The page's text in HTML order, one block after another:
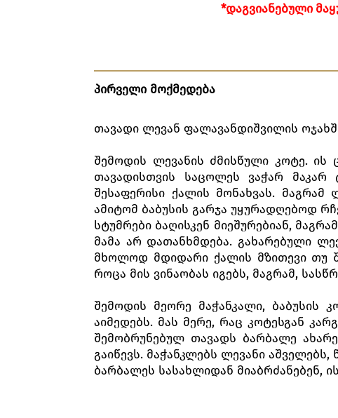
*ᲓᲐᲒᲕᲘᲐᲜᲔᲑᲣᲚᲘ
პირველი მოქმედება
თავადი ლევან ფალავანდიშვილის
შემოდის ლევანის ძმისწული კოტე. ის
თავადისთვის საცოლეს ვაჭარ მაკარ
შესაფერისი ქალის მონახვას.
ამიტომ ბაბუსის გარჯა უყურადღებოდ
სტუმრები ბაღისკენ მიეშურებიან,
მამა არ დათანხმდება. გახარებული
მხოლოდ მდიდარი ქალის მზითევი თუ
როცა მის ვინაობას იგებს, მაგრამ,
შემოდის მეორე მაჭანკალი, ბაბუსის
აიმედებს. მას მერე, რაც კოტესგან
შემობრუნებულ თავადს ბარბალე
გაიწევს. მაჭანკლებს ლევანი
ბარბალეს სასახლიდან მიაბრძანებენ,